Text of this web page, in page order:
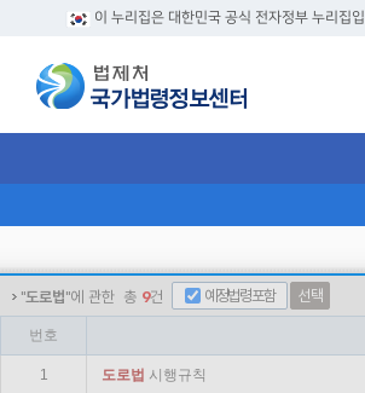
이 누리집은 대한민국 공식 전자정부 누리집
"도로법"에 관한 총 9건 예정법령포함 선택
번호
1 도로법 시행규칙